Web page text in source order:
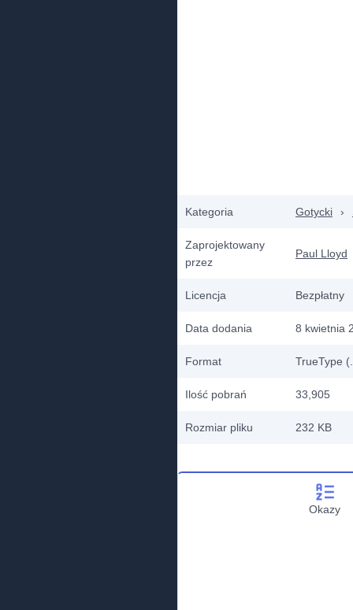
Kategoria Gotycki ›
Zaprojektowany
przez
Paul Lloyd
Licencja Bezpłatny
Data dodania 8 kwietnia
Format TrueType
Ilość pobrań 33,905
Rozmiar pliku 232 KB
Okazy